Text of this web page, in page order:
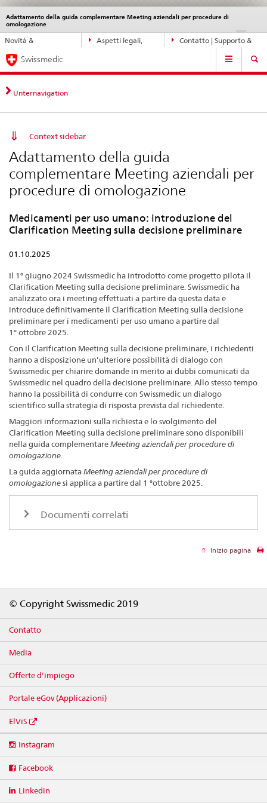
Navigazione
diretta:
novità,
aspetti
legali,
contatto
Novità &
Aspetti legali,
Contatto | Supporto &
Adattamento della guida complementare Meeting aziendali per procedure di
omologazione
DE IT
Service
navigation
Navigation
Swissmedic
Unternavigation
Context sidebar
Adattamento della guida
complementare Meeting aziendali per
procedure di omologazione
Medicamenti per uso umano: introduzione del
Clarification Meeting sulla decisione preliminare
01.10.2025
Il 1° giugno 2024 Swissmedic ha introdotto come progetto pilota il
Clarification Meeting sulla decisione preliminare. Swissmedic ha
analizzato ora i meeting effettuati a partire da questa data e
introduce definitivamente il Clarification Meeting sulla decisione
preliminare per i medicamenti per uso umano a partire dal
1° ottobre 2025.
Con il Clarification Meeting sulla decisione preliminare, i richiedenti
hanno a disposizione un’ulteriore possibilità di dialogo con
Swissmedic per chiarire domande in merito ai dubbi comunicati da
Swissmedic nel quadro della decisione preliminare. Allo stesso tempo
hanno la possibilità di condurre con Swissmedic un dialogo
scientifico sulla strategia di risposta prevista dal richiedente.
Maggiori informazioni sulla richiesta e lo svolgimento del
Clarification Meeting sulla decisione preliminare sono disponibili
nella guida complementareMeeting aziendali per procedure di
omologazione.
La guida aggiornataMeeting aziendali per procedure di
omologazionesi applica a partire dal 1 °ottobre 2025.
Documenti correlati
Inizio pagina
© Copyright Swissmedic 2019
Contatto
Media
Offerte d'impiego
Portale eGov (Applicazioni)
ElViS
media
Instagram
Facebook
Linkedin